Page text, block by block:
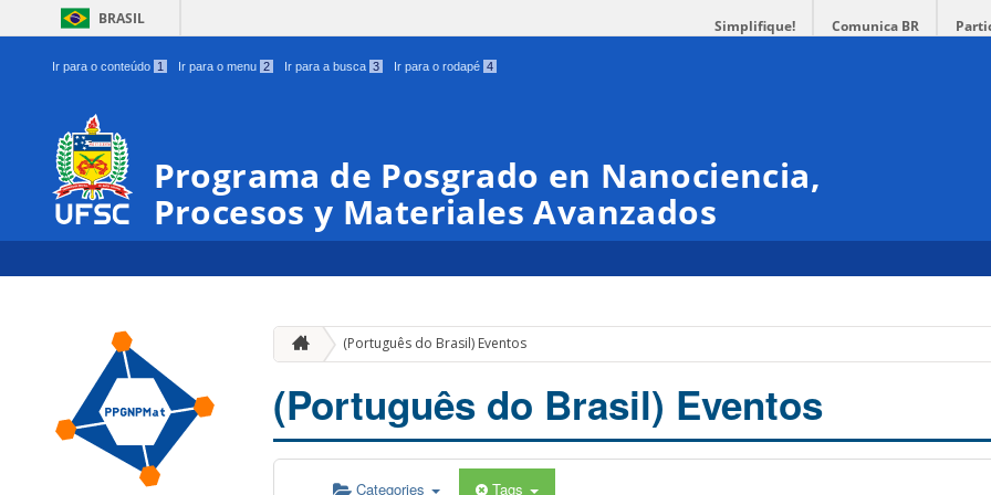
BRASIL Simplifique! Comunica BR
Ir para o conteúdo 1 Ir para o menu 2 Ir para a busca 3 Ir para o rodapé 4
Programa de Posgrado en Nanociencia,
Procesos y Materiales Avanzados
(Português do Brasil) Eventos
(Português do Brasil) Eventos
Categories Tags